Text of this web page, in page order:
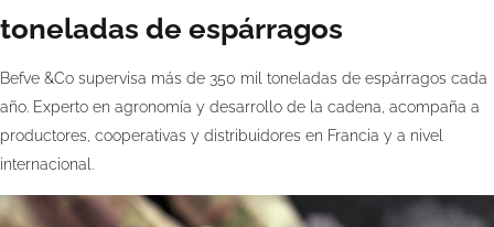
toneladas de espárragos
Befve &Co supervisa más de 350 mil toneladas de espárragos cada
año. Experto en agronomía y desarrollo de la cadena, acompaña a
productores, cooperativas y distribuidores en Francia y a nivel
internacional.